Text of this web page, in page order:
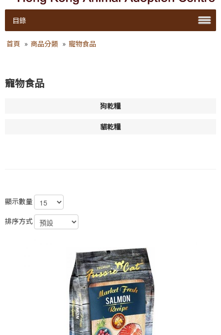
目錄
首頁 » 商品分類 » 寵物食品
寵物食品
狗乾糧
貓乾糧
顯示數量
排序方式